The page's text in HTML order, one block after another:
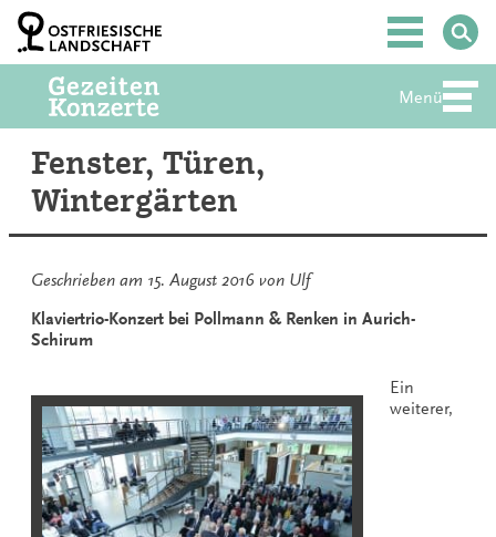
Zum
Inhalt
springen
Hauptmenü
Menü
Fenster, Türen,
Wintergärten
Geschrieben am 15. August 2016 von Ulf
Klaviertrio-Konzert bei Pollmann & Renken in Aurich-
Schirum
Ein
weiterer,